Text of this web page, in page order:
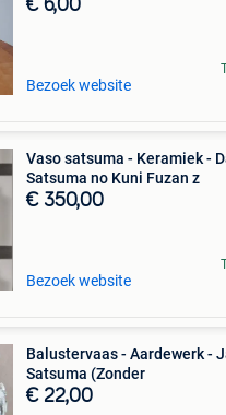
€ 6,00
Bezoek website
Vaso satsuma - Keramiek -
Satsuma no Kuni Fuzan z
€ 350,00
Bezoek website
Balustervaas - Aardewerk -
Satsuma (Zonder
€ 22,00